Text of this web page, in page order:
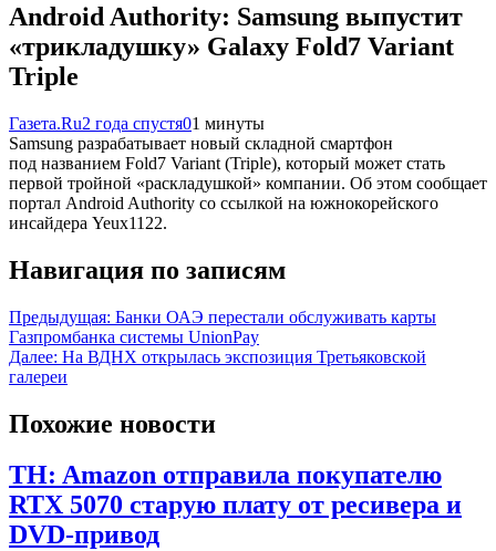
Android Authority: Samsung выпустит
«трикладушку» Galaxy Fold7 Variant
Triple
Газета.Ru2 года спустя01 минуты
Samsung разрабатывает новый складной смартфон
под названием Fold7 Variant (Triple), который может стать
первой тройной «раскладушкой» компании. Об этом сообщает
портал Android Authority со ссылкой на южнокорейского
инсайдера Yeux1122.
Навигация по записям
Предыдущая: Банки ОАЭ перестали обслуживать карты
Газпромбанка системы UnionPay
Далее: На ВДНХ открылась экспозиция Третьяковской
галереи
Похожие новости
TH: Amazon отправила покупателю
RTX 5070 старую плату от ресивера и
DVD-привод